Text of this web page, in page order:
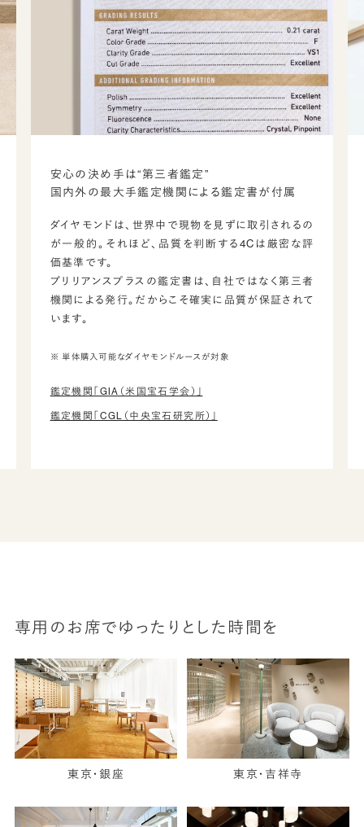
安心の決め手は“第三者鑑定”
国内外の最大手鑑定機関による鑑定書が付属
ダイヤモンドは、世界中で現物を見ずに取引されるの
が一般的。それほど、品質を判断する4Cは厳密な評
価基準です。
ブリリアンスプラスの鑑定書は、自社ではなく第三者
機関による発行。だからこそ確実に品質が保証されて
います。
※ 単体購入可能なダイヤモンドルースが対象
鑑定機関「GIA（米国宝石学会）」
鑑定機関「CGL（中央宝石研究所）」
専用のお席でゆったりとした時間を
東京・銀座 東京・吉祥寺